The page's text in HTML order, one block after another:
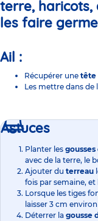
terre, haricots,
les faire
Ail :
Récupérer une tête
Les mettre dans de
Astuces
Planter les gousses
avec de la terre, le
Ajouter du terreau
fois par semaine,
Lorsque les tiges
laisser 3 cm
Déterrer la gousse